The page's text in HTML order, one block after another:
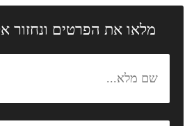
מלאו את הפרטים ונחזור